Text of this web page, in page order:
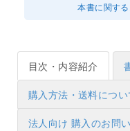
本書に関す
目次・内容紹介
購入方法・送料につい
法人向け 購入のお問